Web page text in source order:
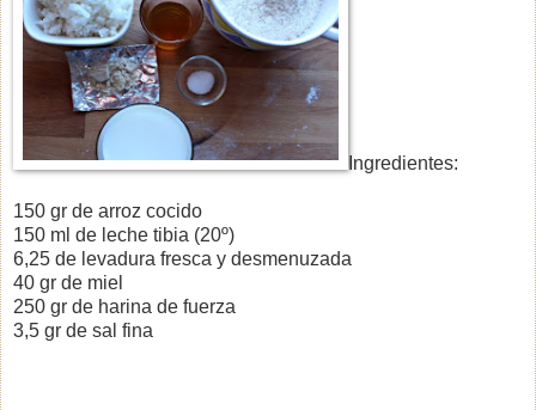
Ingredientes:
150 gr de arroz cocido
150 ml de leche tibia (20º)
6,25 de levadura fresca y desmenuzada
40 gr de miel
250 gr de harina de fuerza
3,5 gr de sal fina